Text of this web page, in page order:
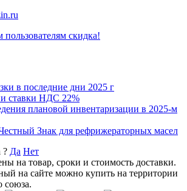
скидка!
в последние дни 2025 г
ставки НДС 22%
плановой инвентаризации в 2025-м
Знак для рефрижераторных масел
? Да Нет
на товар, сроки и стоимость доставки.
на сайте можно купить на территории
союза.